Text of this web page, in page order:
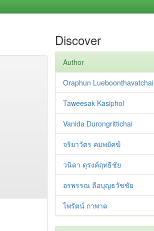
Discover
Author
Oraphun Lueboonthavatchai
Taweesak Kasiphol
Vanida Durongrittichai
จริยาวัตร คมพยัคฆ์
วนิดา ดุรงค์ฤทธิชัย
อรพรรณ ลือบุญธวัชชัย
ไพรัตน์ กาพาด